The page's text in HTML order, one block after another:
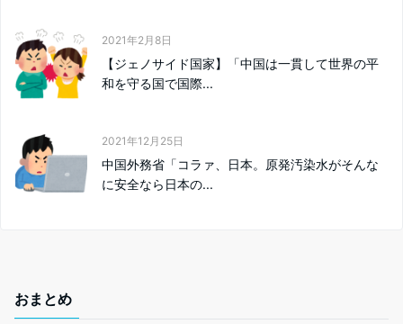
2021年2月8日
【ジェノサイド国家】「中国は一貫して世界の平
和を守る国で国際...
2021年12月25日
中国外務省「コラァ、日本。原発汚染水がそんな
に安全なら日本の...
おまとめ